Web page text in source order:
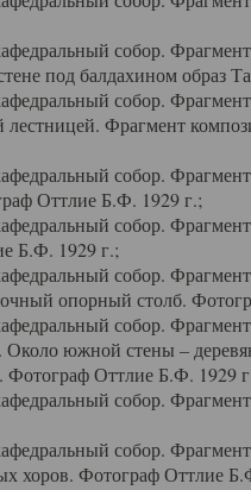
собор.
под балдахином образ
собор. Фрагмент
лестницей. Фрагмент
собор. Фрагмент
Оттлие Б.Ф. 1929 г.;
собор.
Б.Ф. 1929 г.;
собор. Фрагмент
опорный столб.
собор. Фрагмент
южной стены –
Оттлие Б.Ф. 1929
собор.
собор.
хоров. Фотограф Оттлие